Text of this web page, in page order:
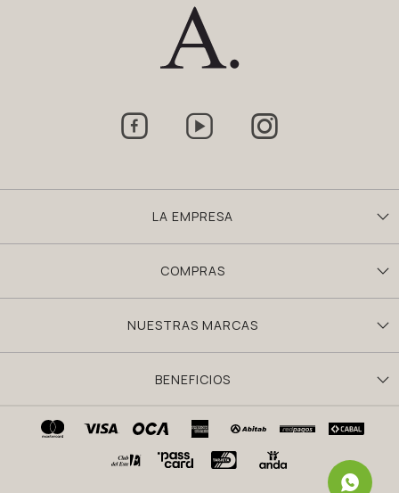
LA EMPRESA
COMPRAS
NUESTRAS MARCAS
BENEFICIOS
  